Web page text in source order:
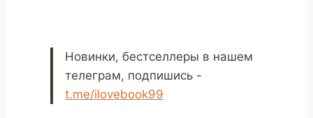
Новинки, бестселлеры в нашем
телеграм, подпишись -
t.me/ilovebook99